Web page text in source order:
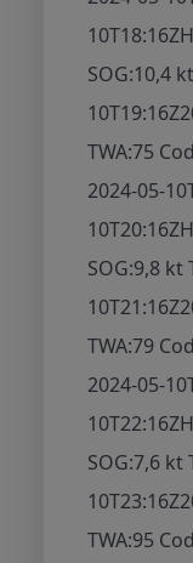
10T18:16Z
SOG:10,4
10T19:16Z
TWA:75
2024-05-
10T20:16Z
SOG:9,8 kt
10T21:16Z
TWA:79
2024-05-
10T22:16Z
SOG:7,6 kt
10T23:16Z
TWA:95